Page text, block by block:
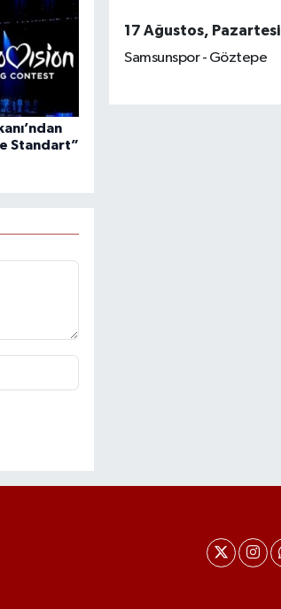
Standart”
17 Ağustos, Pazartesi
Samsunspor - Göztepe